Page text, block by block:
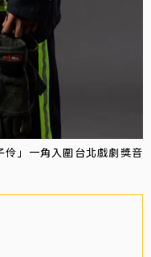
」一角入圍台北戲劇獎音